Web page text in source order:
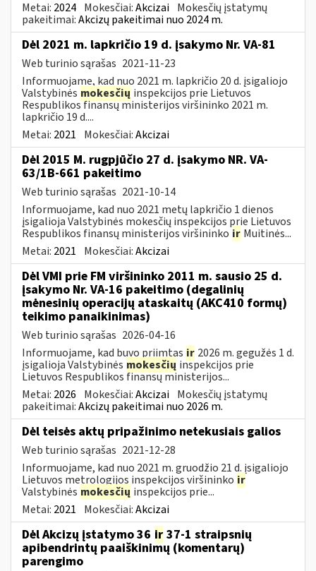
Metai: 2024 Mokesčiai:Akcizai Mokesčių įstatymų
pakeitimai:Akcizų pakeitimai nuo 2024 m.
Dėl 2021 m. lapkričio 19 d. įsakymo Nr. VA-81
Web turinio sąrašas 2021-11-23
Informuojame, kad nuo 2021 m. lapkričio 20 d. įsigaliojo
Valstybinės mokesčių inspekcijos prie Lietuvos
Respublikos finansų ministerijos viršininko 2021 m.
lapkričio 19 d....
Metai: 2021 Mokesčiai:Akcizai
Dėl 2015 M. rugpjūčio 27 d. įsakymo NR. VA-
63/1B-661 pakeitimo
Web turinio sąrašas 2021-10-14
Informuojame, kad nuo 2021 metų lapkričio 1 dienos
įsigalioja Valstybinės mokesčių inspekcijos prie Lietuvos
Respublikos finansų ministerijos viršininko ir Muitinės...
Metai: 2021 Mokesčiai:Akcizai
Dėl VMI prie FM viršininko 2011 m. sausio 25 d.
įsakymo Nr. VA-16 pakeitimo (degalinių
mėnesinių operacijų ataskaitų (AKC410 formų)
teikimo panaikinimas)
Web turinio sąrašas 2026-04-16
Informuojame, kad buvo priimtas ir 2026 m. gegužės 1 d.
įsigalioja Valstybinės mokesčių inspekcijos prie
Lietuvos Respublikos finansų ministerijos...
Metai: 2026 Mokesčiai:Akcizai Mokesčių įstatymų
pakeitimai:Akcizų pakeitimai nuo 2026 m.
Dėl teisės aktų pripažinimo netekusiais galios
Web turinio sąrašas 2021-12-28
Informuojame, kad nuo 2021 m. gruodžio 21 d. įsigaliojo
Lietuvos metrologijos inspekcijos viršininko ir
Valstybinės mokesčių inspekcijos prie...
Metai: 2021 Mokesčiai:Akcizai
Dėl Akcizų įstatymo 36 ir 37-1 straipsnių
apibendrintų paaiškinimų (komentarų)
parengimo